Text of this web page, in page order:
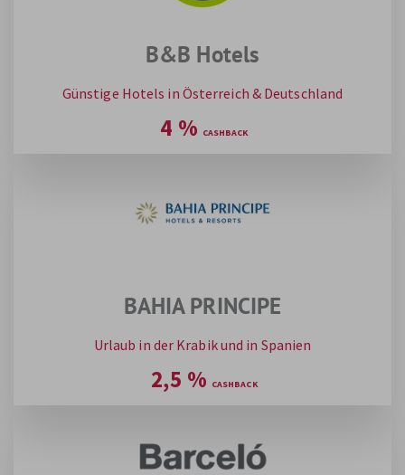
B&B Hotels
Günstige Hotels in Österreich & Deutschland
4 %
BAHIA PRINCIPE
Urlaub in der Krabik und in Spanien
2,5 %